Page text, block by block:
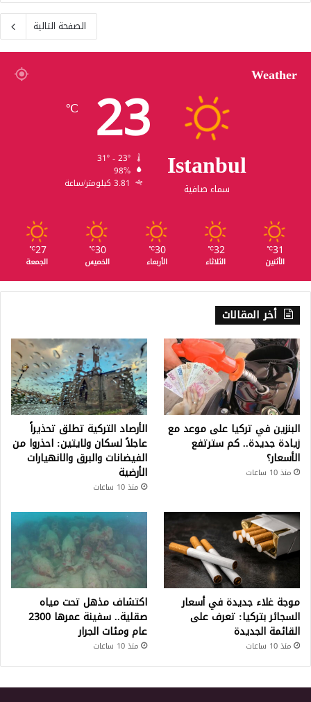
الصفحة التالية
Weather
Istanbul
سماء صافية
23
℃
98%
3.81 كيلومتر/ساعة
31
℃
الأثنين
32
℃
الثلاثاء
30
℃
الأربعاء
30
℃
الخميس
27
℃
الجمعة
أخر المقالات
البنزين في تركيا على موعد مع
زيادة جديدة.. كم سترتفع
الأسعار؟
منذ 10 ساعات
الأرصاد التركية تطلق تحذيراً
عاجلاً لسكان ولايتين: احذروا من
الفيضانات والبرق والانهيارات
الأرضية
منذ 10 ساعات
موجة غلاء جديدة في أسعار
السجائر بتركيا: تعرف على
القائمة الجديدة
منذ 10 ساعات
اكتشاف مذهل تحت مياه
صقلية.. سفينة عمرها 2300
عام ومئات الجرار
منذ 10 ساعات